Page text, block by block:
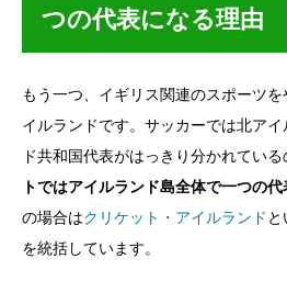
つの代表になる理由
もう一つ、イギリス関連のスポーツ
イルランドです。サッカーでは北ア
ド共和国代表がはっきり分かれている
トではアイルランド島全体で一つの代
の場合はクリケット・アイルランド
を統括しています。